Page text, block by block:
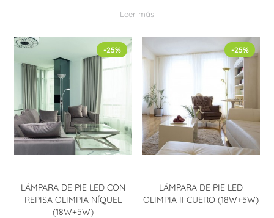
diferenciar zonas, funciona jugar con
Leer más
LÁMPARA DE PIE LED CON
REPISA OLIMPIA NÍQUEL
(18W+5W)
-25%
LÁMPARA DE PIE LED
OLIMPIA II CUERO (18W+5W)
-25%